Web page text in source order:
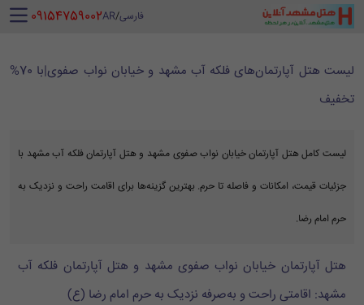
فارسی/
AR
‪ 09154759002
لیست هتل آپارتمان‌های فلکه آب مشهد و خیابان نواب صفوی|با 70%
تخفیف
لیست کامل هتل آپارتمان خیابان نواب صفوی مشهد و هتل آپارتمان فلکه آب مشهد با
جزئیات قیمت، امکانات و فاصله تا حرم. بهترین گزینه‌ها برای اقامت راحت و نزدیک به
حرم امام رضا.
هتل آپارتمان خیابان نواب صفوی مشهد و هتل آپارتمان فلکه آب
مشهد: اقامتی راحت و به‌صرفه نزدیک به حرم امام رضا (ع)